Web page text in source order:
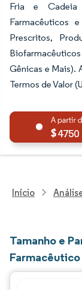
Fria e Cadeia
Farmacêuticos
Prescritos,
Gênicas e Mais).
Termos de Valor
4750
Início
Tamanho e